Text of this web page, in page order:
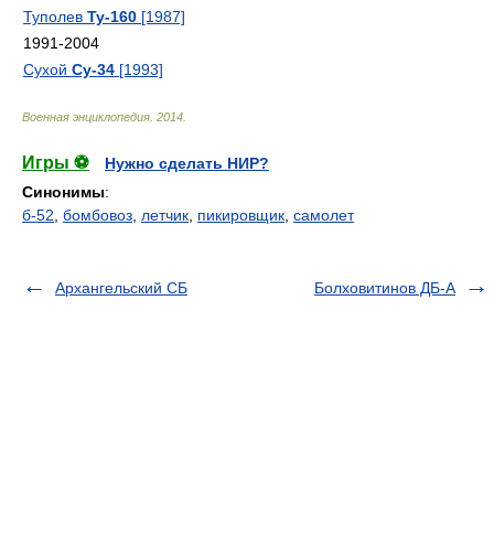
Туполев Ту-160 [1987]
1991-2004
Сухой Су-34 [1993]
Военная энциклопедия 2014
Игры ⚽
Нужно сделать НИР?
Синонимы:
б-52 бомбовоз летчик пикировщик самолет
Архангельский СБ Болховитинов ДБ-А